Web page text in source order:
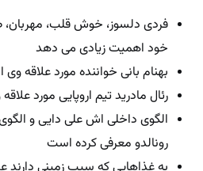
فردی دلسوز، خوش قلب، مهربان،
خود اهمیت زیادی می دهد
بهنام بانی خواننده مورد علاقه
رئال مادرید تیم اروپایی مورد
الگوی داخلی اش علی دایی و
رونالدو معرفی کرده است